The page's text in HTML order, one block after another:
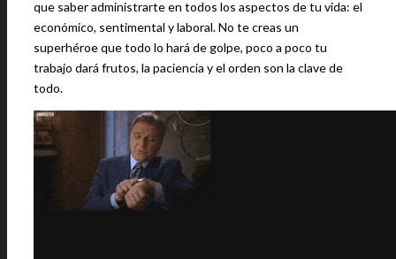
que saber administrarte en todos los aspectos de tu vida: el
económico, sentimental y laboral. No te creas un
superhéroe que todo lo hará de golpe, poco a poco tu
trabajo dará frutos, la paciencia y el orden son la clave de
todo.